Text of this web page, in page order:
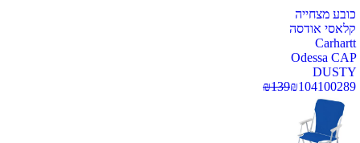
כובע מצחייה
קלאסי אודסה
Carhartt
Odessa CAP
DUSTY
100289
₪104
₪139